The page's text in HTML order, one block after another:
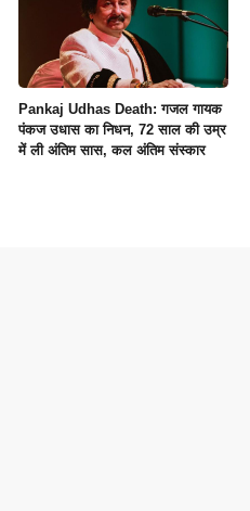
Pankaj Udhas Death: गजल गायक
पंकज उधास का निधन, 72 साल की उम्र
में ली अंतिम सास, कल अंतिम संस्कार